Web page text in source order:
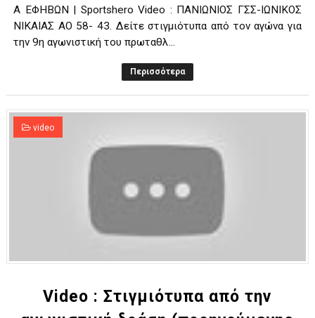
Α ΕΦΗΒΩΝ | Sportshero Video : ΠΑΝΙΩΝΙΟΣ ΓΣΣ-ΙΩΝΙΚΟΣ
ΝΙΚΑΙΑΣ ΑΟ 58- 43. Δείτε στιγμιότυπα από τον αγώνα για
την 9η αγωνιστική του πρωταθλ...
Περισσότερα
video
Video : Στιγμιότυπα από την